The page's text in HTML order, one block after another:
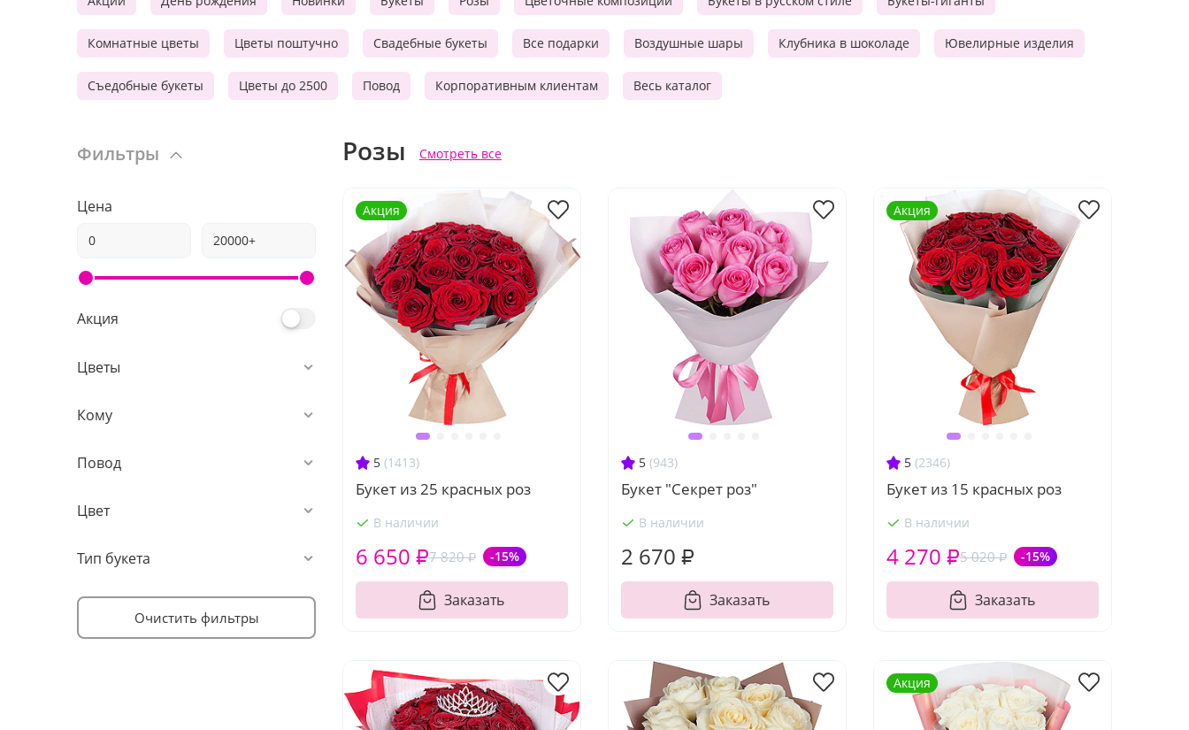
Комнатные цветы Цветы поштучно Свадебные букеты Все подарки Воздушные шары Клубника в шоколаде Ювелирные изделия
Съедобные букеты Цветы до 2500 Повод Корпоративным клиентам Весь каталог
Фильтры
Цена
Акция
Цветы
Кому
Повод
Цвет
Тип букета
Очистить фильтры
Розы Смотреть все
5 (1413)
Букет из 25 красных роз
В наличии
7 820 ₽ -15%
6 650 ₽
Заказать
Акция
5 (943)
Букет "Секрет роз"
В наличии
2 670 ₽
Заказать
5 (2346)
Букет из 15 красных роз
В наличии
5 020 ₽ -15%
4 270 ₽
Заказать
Акция
Акция